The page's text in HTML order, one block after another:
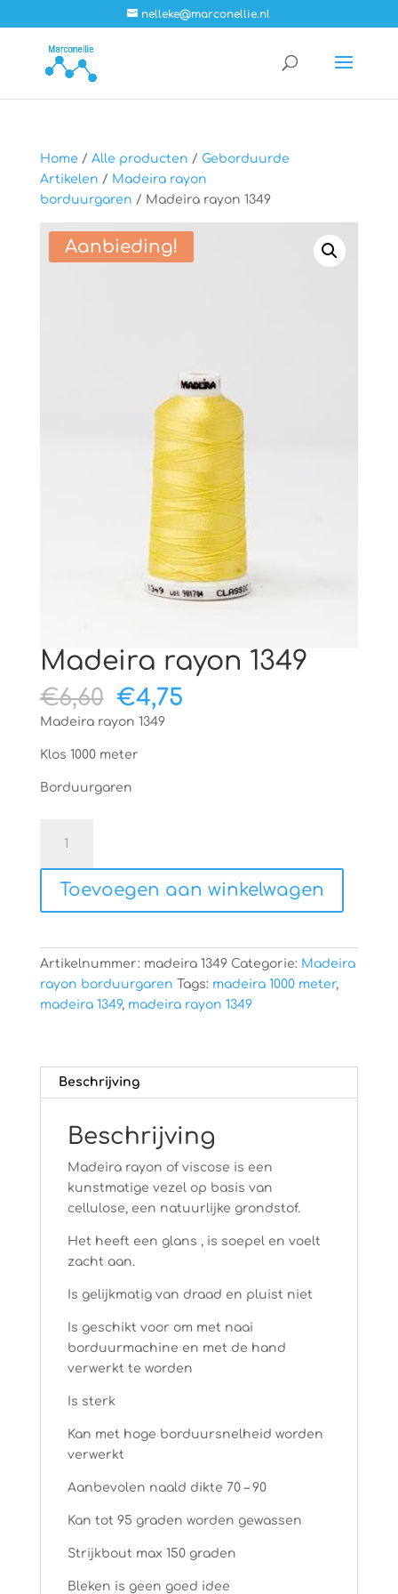
nelleke@marconellie.nl
Home / Alle producten / Geborduurde
Artikelen / Madeira rayon
borduurgaren / Madeira rayon 1349
Aanbieding!
Madeira rayon 1349
€6,60 Oorspronkelijke
prijs
€6,60.
€4,75Huidige
Madeira rayon 1349
Klos 1000 meter
Borduurgaren
rayon
1349
aantal
Toevoegen aan winkelwagen
Artikelnummer: madeira 1349 Categorie: Madeira
rayon borduurgaren Tags: madeira 1000 meter,
madeira 1349, madeira rayon 1349
Beschrijving
Beschrijving
Madeira rayon of viscose is een
kunstmatige vezel op basis van
cellulose, een natuurlijke grondstof.
Het heeft een glans , is soepel en voelt
zacht aan.
Is gelijkmatig van draad en pluist niet
Is geschikt voor om met naai
borduurmachine en met de hand
verwerkt te worden
Is sterk
Kan met hoge borduursnelheid worden
verwerkt
Aanbevolen naald dikte 70 – 90
Kan tot 95 graden worden gewassen
Strijkbout max 150 graden
Bleken is geen goed idee